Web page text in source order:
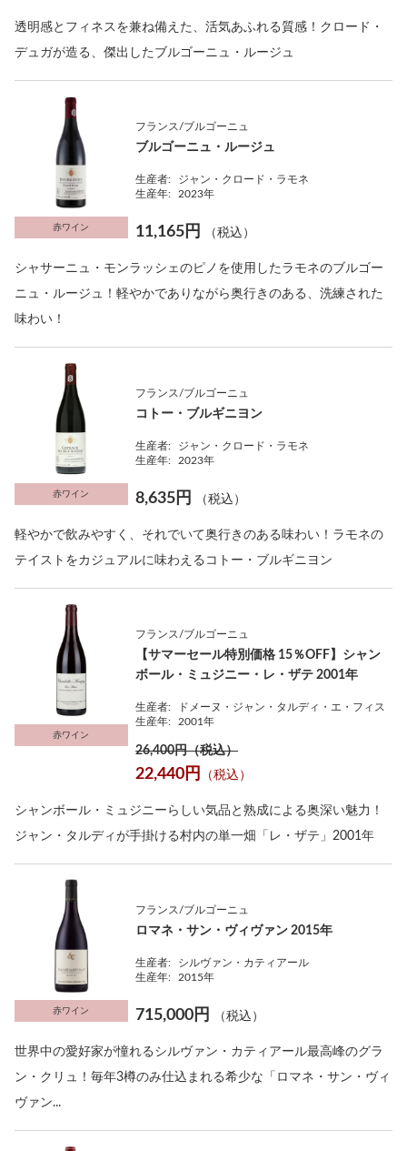
透明感とフィネスを兼ね備えた、活気あふれる質感！クロード・
デュガが造る、傑出したブルゴーニュ・ルージュ
赤ワイン
フランス/ブルゴーニュ
ブルゴーニュ・ルージュ
生産者:
ジャン・クロード・ラモネ
生産年:
2023年
11,165円 （税込）
シャサーニュ・モンラッシェのピノを使用したラモネのブルゴー
ニュ・ルージュ！軽やかでありながら奥行きのある、洗練された
味わい！
赤ワイン
フランス/ブルゴーニュ
コトー・ブルギニヨン
生産者:
ジャン・クロード・ラモネ
生産年:
2023年
8,635円 （税込）
軽やかで飲みやすく、それでいて奥行きのある味わい！ラモネの
テイストをカジュアルに味わえるコトー・ブルギニヨン
赤ワイン
フランス/ブルゴーニュ
【サマーセール特別価格 15％OFF】シャン
ボール・ミュジニー・レ・ザテ 2001年
生産者:
ドメーヌ・ジャン・タルディ・エ・フィス
生産年:
2001年
26,400円（税込）
22,440円 （税込）
シャンボール・ミュジニーらしい気品と熟成による奥深い魅力！
ジャン・タルディが手掛ける村内の単一畑「レ・ザテ」2001年
赤ワイン
フランス/ブルゴーニュ
ロマネ・サン・ヴィヴァン 2015年
生産者:
シルヴァン・カティアール
生産年:
2015年
715,000円 （税込）
世界中の愛好家が憧れるシルヴァン・カティアール最高峰のグラ
ン・クリュ！毎年3樽のみ仕込まれる希少な「ロマネ・サン・ヴィ
ヴァン...